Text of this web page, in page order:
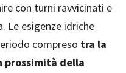
con turni ravvicinati e
Le esigenze idriche
compreso tra la
della